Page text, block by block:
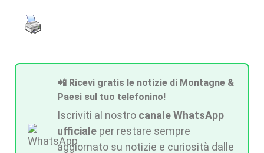
📲 Ricevi gratis le notizie di Montagne &
Paesi sul tuo telefonino!
Iscriviti al nostro canale WhatsApp
ufficiale per restare sempre
aggiornato su notizie e curiosità dalle